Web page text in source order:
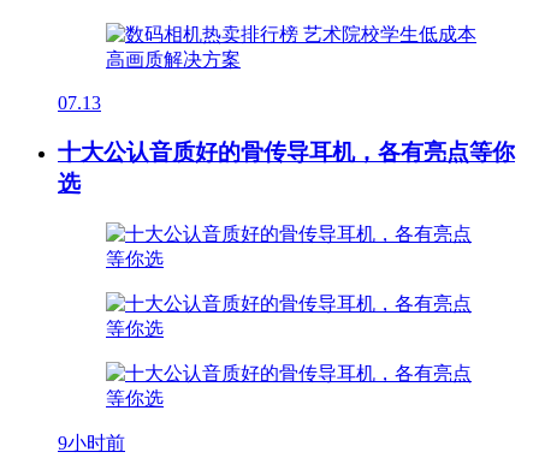
07.13
十大公认音质好的骨传导耳机，各有亮点等你
选
9小时前